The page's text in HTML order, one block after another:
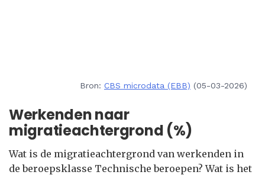
Bron: CBS microdata (EBB) (05-03-2026)
Werkenden naar
migratieachtergrond (%)
Wat is de migratieachtergrond van werkenden in
de beroepsklasse Technische beroepen? Wat is het